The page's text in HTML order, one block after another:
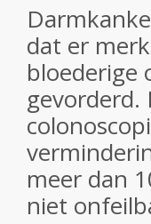
dat er
bloederige
gevorderd.
meer dan
niet